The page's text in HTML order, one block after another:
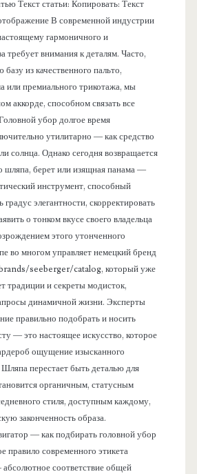
Текст статьи: Копировать: Текст
В современной индустрии
гармоничного и
требует внимания к деталям. Часто,
из качественного пальто,
или премиального трикотажа, мы
аккорде, способном связать все
убор долгое время
утилитарно — как средство
солнца. Однако сегодня возвращается
шляпа, берет или изящная панама —
инструмент, способный
элегантности, скорректировать
о тонком вкусе своего владельца
этого утонченного
во многом управляет немецкий бренд
seeberger/catalog, который уже
традиции и секреты модисток,
динамичной жизни. Эксперты
правильно подобрать и носить
— это настоящее искусство, которое
ощущение изысканного
перестает быть деталью для
органичным, статусным
стиля, доступным каждому,
законченность образа.
— как подбирать головной убор
правило современного этикета
соответствие общей